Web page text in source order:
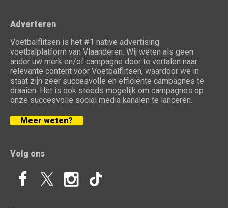
Adverteren
Voetbalflitsen is het #1 native advertising
voetbalplatform van Vlaanderen. Wij weten als geen
ander uw merk en/of campagne door te vertalen naar
relevante content voor Voetbalflitsen, waardoor we in
staat zijn zeer succesvolle en efficiënte campagnes te
draaien. Het is ook steeds mogelijk om campagnes op
onze succesvolle social media kanalen te lanceren.
Meer weten?
Volg ons